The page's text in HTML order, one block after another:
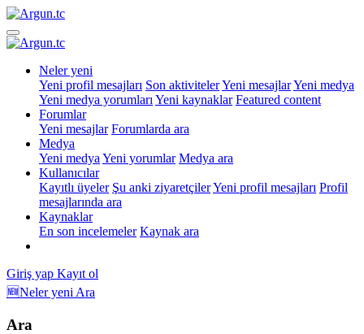
Neler yeni
Yeni profil mesajları Son aktivitelerYeni mesajlarYeni medya
Yeni medya yorumları Yeni kaynaklar Featured content
Forumlar
Yeni mesajlar Forumlarda ara
Medya
Yeni medya Yeni yorumlar Medya ara
Kullanıcılar
Kayıtlı üyeler Şu anki ziyaretçilerYeni profil mesajları Profil
mesajlarında ara
Kaynaklar
En son incelemeler Kaynak ara
Giriş yap Kayıt ol
🆕Neler yeni Ara
Ara